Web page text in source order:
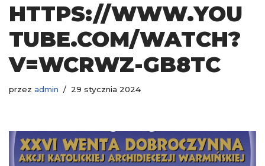
HTTPS://WWW.YOU
TUBE.COM/WATCH?
V=WCRWZ-GB8TC
przez admin 29 stycznia 2024